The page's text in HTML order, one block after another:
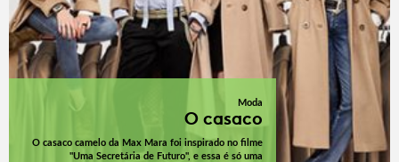
Moda
O casaco
O casaco camelo da Max Mara foi inspirado no filme
"Uma Secretária de Futuro", e essa é só uma